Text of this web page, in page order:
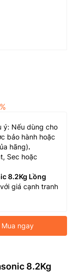
ý: Nếu dùng cho
bảo hành hoặc
hãng).
Sec hoặc
8.2Kg Lồng
giá cạnh tranh
Mua ngay
8.2Kg